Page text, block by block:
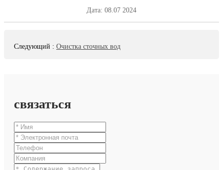
Дата: 08.07 2024
Следующий : Очистка сточных вод
связаться